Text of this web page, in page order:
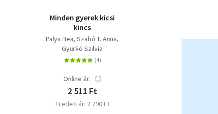
Minden gyerek kicsi
kincs
Palya Bea Szabó T. Anna
Gyurkó Szilvia
Online ár:
2 511 Ft
Eredeti ár: 2 790 Ft